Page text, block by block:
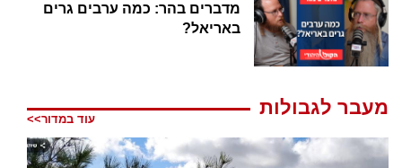
מדברים בהר: כמה ערבים גרים
באריאל?
מעבר לגבולות
עוד במדור>>